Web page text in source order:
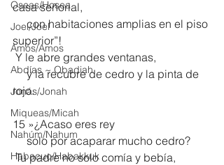
Oseas/Hosea
Joel/Joel
Amós/Amos
Abdías ~ Obadiah
Jonás/Jonah
Miqueas/Micah
Nahúm/Nahum
Habacuc/Habakkuk
casa señorial,
     con habitaciones amplias en el piso
superior”!
Y le abre grandes ventanas,
     y la recubre de cedro y la pinta de
rojo.
15 »¿Acaso eres rey
     solo por acaparar mucho cedro?
Tu padre no solo comía y bebía,